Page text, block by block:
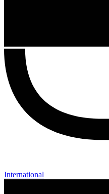
International